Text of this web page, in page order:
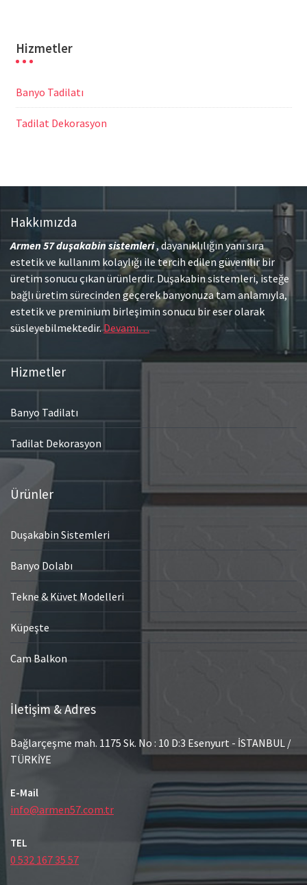
Hizmetler
Banyo Tadilatı
Tadilat Dekorasyon
Hakkımızda
Armen 57duşakabin sistemleri, dayanıklılığın yanı sıra
estetik ve kullanım kolaylığı ile tercih edilen güvenilir bir
üretim sonucu çıkan ürünlerdir. Duşakabin sistemleri, isteğe
bağlı üretim sürecinden geçerek banyonuza tam anlamıyla,
estetik ve preminium birleşimin sonucu bir eser olarak
süsleyebilmektedir.Devamı…
Hizmetler
Banyo Tadilatı
Tadilat Dekorasyon
Ürünler
Duşakabin Sistemleri
Banyo Dolabı
Tekne & Küvet Modelleri
Küpeşte
Cam Balkon
İletişim & Adres
Bağlarçeşme mah. 1175 Sk. No : 10 D:3 Esenyurt - İSTANBUL /
TÜRKİYE
E-Mail
info@armen57.com.tr
TEL
0 532 167 35 57